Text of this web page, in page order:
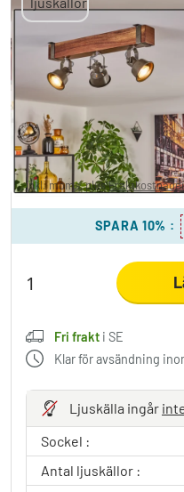
Pehefito Taklampa
ljuskällor
-37% 889,95 kr
Du sparar538,00 kr
inkl. moms, plus
SPARA 10% :
Fri frakt i SE
Klar för avsändning
Ljuskälla ingår
Sockel :
Antal ljuskällor :